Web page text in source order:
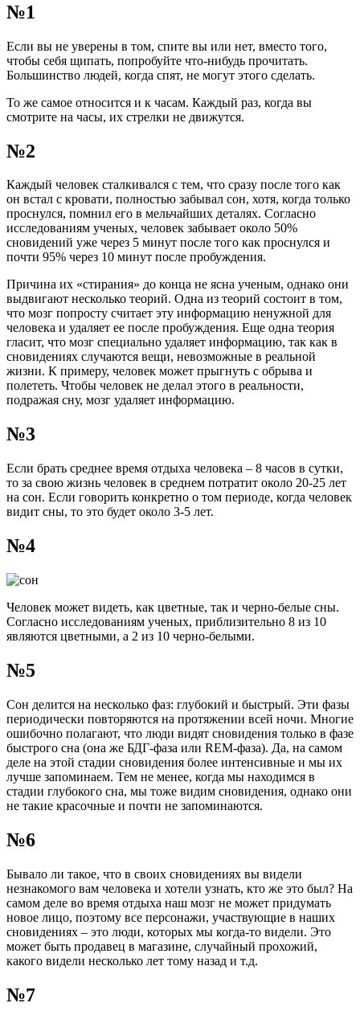
№1
Если вы не уверены в том, спите вы или нет, вместо того,
чтобы себя щипать, попробуйте что-нибудь прочитать.
Большинство людей, когда спят, не могут этого сделать.
То же самое относится и к часам. Каждый раз, когда вы
смотрите на часы, их стрелки не движутся.
№2
Каждый человек сталкивался с тем, что сразу после того как
он встал с кровати, полностью забывал сон, хотя, когда только
проснулся, помнил его в мельчайших деталях. Согласно
исследованиям ученых, человек забывает около 50%
сновидений уже через 5 минут после того как проснулся и
почти 95% через 10 минут после пробуждения.
Причина их «стирания» до конца не ясна ученым, однако они
выдвигают несколько теорий. Одна из теорий состоит в том,
что мозг попросту считает эту информацию ненужной для
человека и удаляет ее после пробуждения. Еще одна теория
гласит, что мозг специально удаляет информацию, так как в
сновидениях случаются вещи, невозможные в реальной
жизни. К примеру, человек может прыгнуть с обрыва и
полететь. Чтобы человек не делал этого в реальности,
подражая сну, мозг удаляет информацию.
№3
Если брать среднее время отдыха человека – 8 часов в сутки,
то за свою жизнь человек в среднем потратит около 20-25 лет
на сон. Если говорить конкретно о том периоде, когда человек
видит сны, то это будет около 3-5 лет.
№4
Человек может видеть, как цветные, так и черно-белые сны.
Согласно исследованиям ученых, приблизительно 8 из 10
являются цветными, а 2 из 10 черно-белыми.
№5
Сон делится на несколько фаз: глубокий и быстрый. Эти фазы
периодически повторяются на протяжении всей ночи. Многие
ошибочно полагают, что люди видят сновидения только в фазе
быстрого сна (она же БДГ-фаза или REM-фаза). Да, на самом
деле на этой стадии сновидения более интенсивные и мы их
лучше запоминаем. Тем не менее, когда мы находимся в
стадии глубокого сна, мы тоже видим сновидения, однако они
не такие красочные и почти не запоминаются.
№6
Бывало ли такое, что в своих сновидениях вы видели
незнакомого вам человека и хотели узнать, кто же это был? На
самом деле во время отдыха наш мозг не может придумать
новое лицо, поэтому все персонажи, участвующие в наших
сновидениях – это люди, которых мы когда-то видели. Это
может быть продавец в магазине, случайный прохожий,
какого видели несколько лет тому назад и т.д.
№7